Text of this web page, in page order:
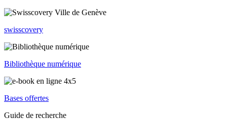
swisscovery
Bibliothèque numérique
Bases offertes
Guide de recherche